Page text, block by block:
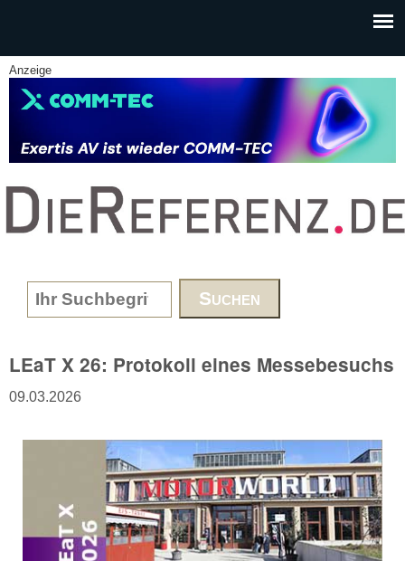
Anzeige
www.DieReferenz.de
Search form
LEaT X 26: Protokoll eines Messebesuchs
09.03.2026